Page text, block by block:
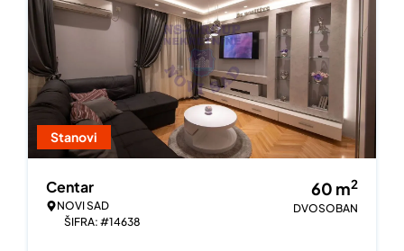
Stanovi
Centar
NOVI SAD
ŠIFRA: #14638
60 m2
DVOSOBAN